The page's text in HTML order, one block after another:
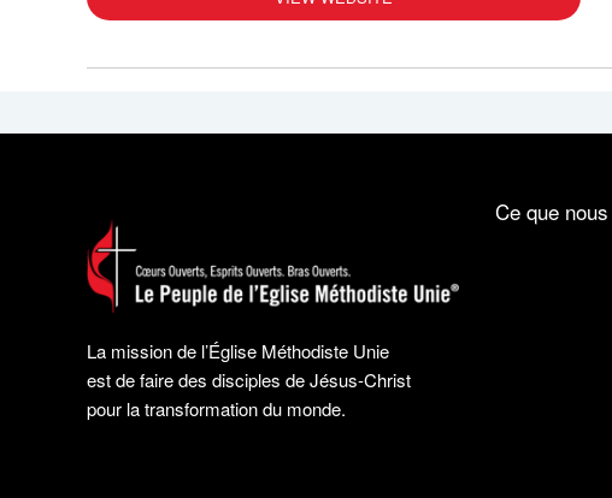
La mission de l’Église Méthodiste Unie
est de faire des disciples de Jésus-Christ
pour la transformation du monde.
Ce que